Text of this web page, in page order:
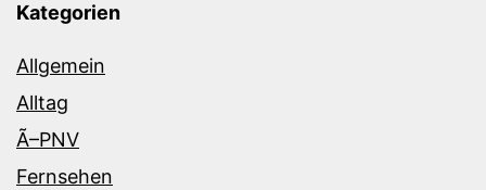
Kategorien
Allgemein
Alltag
Ã–PNV
Fernsehen